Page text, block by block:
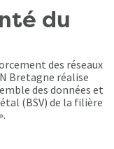
du
des réseaux
Bretagne réalise
des données et
(BSV) de la filière